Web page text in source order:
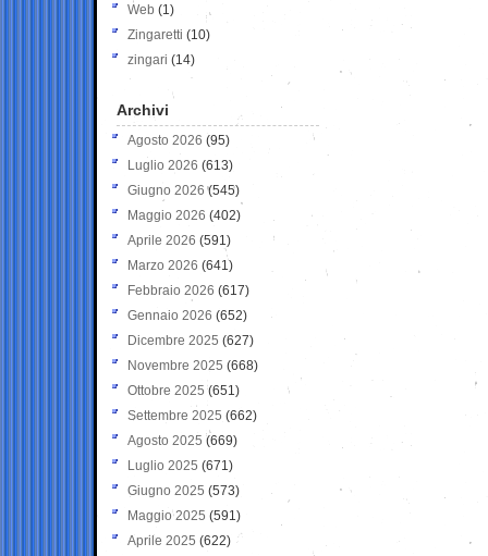
Web (1)
Zingaretti (10)
zingari (14)
Archivi
Agosto 2026 (95)
Luglio 2026 (613)
Giugno 2026 (545)
Maggio 2026 (402)
Aprile 2026 (591)
Marzo 2026 (641)
Febbraio 2026 (617)
Gennaio 2026 (652)
Dicembre 2025 (627)
Novembre 2025 (668)
Ottobre 2025 (651)
Settembre 2025 (662)
Agosto 2025 (669)
Luglio 2025 (671)
Giugno 2025 (573)
Maggio 2025 (591)
Aprile 2025 (622)